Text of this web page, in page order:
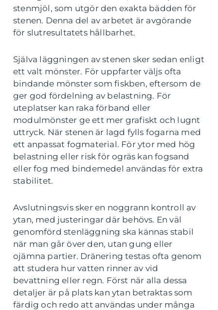
stenmjöl, som utgör den exakta bädden för
stenen. Denna del av arbetet är avgörande
för slutresultatets hållbarhet.
Själva läggningen av stenen sker sedan enligt
ett valt mönster. För uppfarter väljs ofta
bindande mönster som fiskben, eftersom de
ger god fördelning av belastning. För
uteplatser kan raka förband eller
modulmönster ge ett mer grafiskt och lugnt
uttryck. När stenen är lagd fylls fogarna med
ett anpassat fogmaterial. För ytor med hög
belastning eller risk för ogräs kan fogsand
eller fog med bindemedel användas för extra
stabilitet.
Avslutningsvis sker en noggrann kontroll av
ytan, med justeringar där behövs. En väl
genomförd stenläggning ska kännas stabil
när man går över den, utan gung eller
ojämna partier. Dränering testas ofta genom
att studera hur vatten rinner av vid
bevattning eller regn. Först när alla dessa
detaljer är på plats kan ytan betraktas som
färdig och redo att användas under många